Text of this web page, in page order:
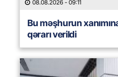
08.08.2026 - 09:11
Bu məşhurun
qərarı verildi